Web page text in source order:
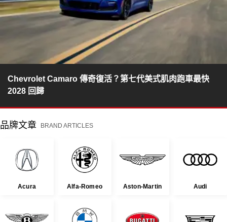
Chevrolet Camaro 傳奇復活？第七代美式肌肉跑車最快
2028 回歸
品牌文章 BRAND ARTICLES
Acura Alfa-Romeo Aston-Martin Audi